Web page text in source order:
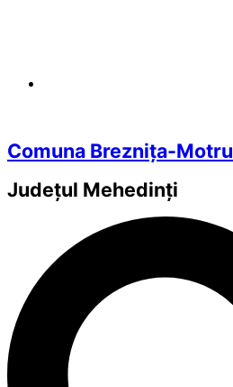
Comuna Breznița-Motru
Județul Mehedinți